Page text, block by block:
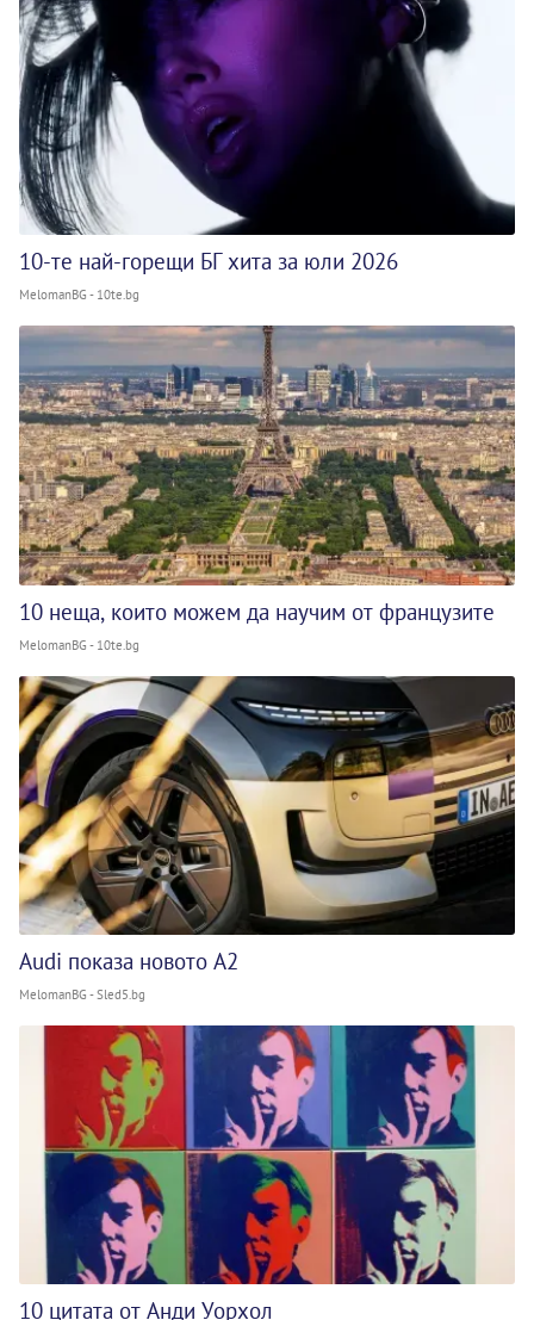
10-те най-горещи БГ хита за юли 2026
MelomanBG - 10te.bg
10 неща, които можем да научим от французите
MelomanBG - 10te.bg
Audi показа новото A2
MelomanBG - Sled5.bg
10 цитата от Анди Уорхол